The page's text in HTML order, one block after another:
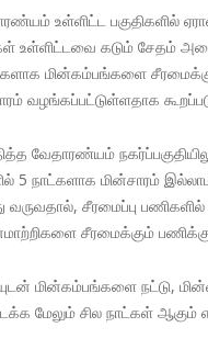
உள்ளிட்ட
உள்ளிட்டவை கடும் சேதம்
மின்கம்பங்களை
வழங்கப்பட்டுள்ளதாக
வேதாரண்யம்
நாட்களாக மின்சாரம்
வருவதால், சீரமைப்பு
சீரமைக்கும்
மின்கம்பங்களை நட்டு,
மேலும் சில நாட்கள் ஆகும்